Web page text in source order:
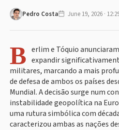
Pedro Costa June 19, 2026 ·
B erlim e Tóquio
expandir
militares, marcando a mais
de defesa de ambos os países
Mundial. A decisão surge num
instabilidade geopolítica na
uma rutura simbólica com
caracterizou ambas as nações